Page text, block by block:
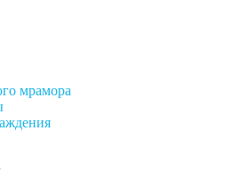
мрамора